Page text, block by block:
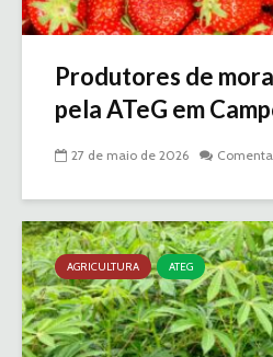
Produtores de
pela ATeG em
27 de maio de 2026
AGRICULTURA ATEG